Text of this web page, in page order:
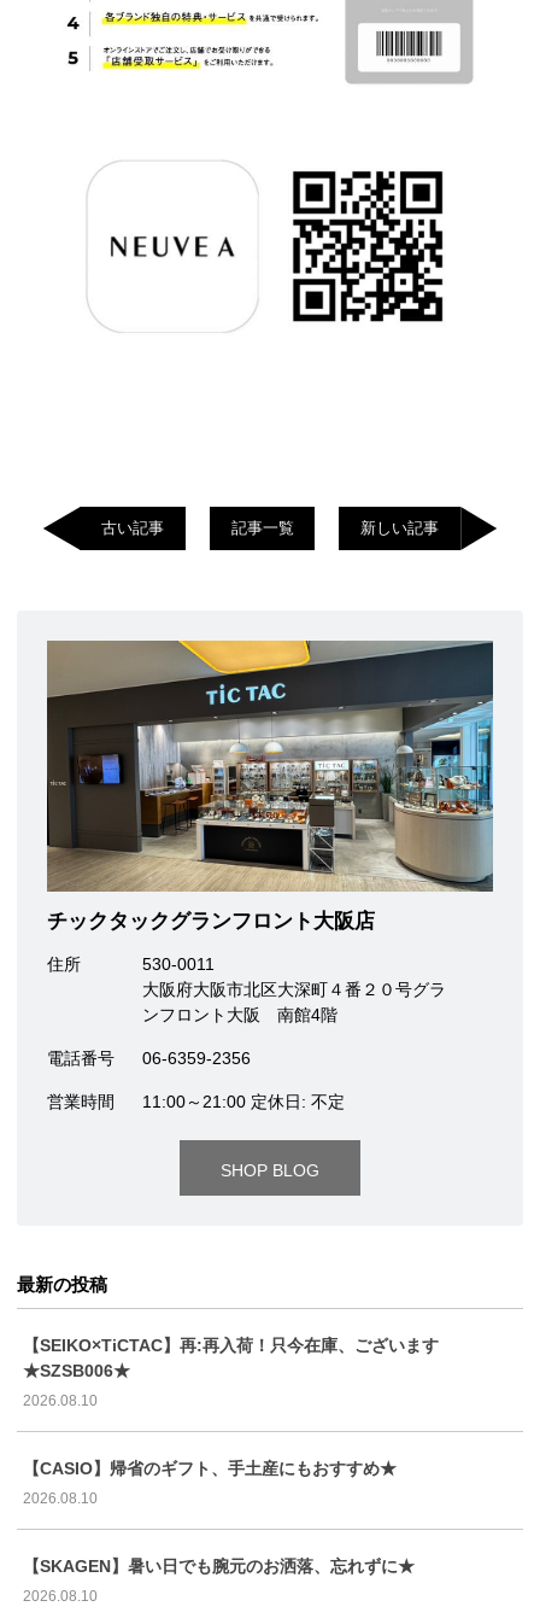
古い記事 記事一覧 新しい記事
チックタックグランフロント大阪店
住所
530-0011
大阪府大阪市北区大深町４番２０号グラ
ンフロント大阪 南館4階
電話番号 06-6359-2356
営業時間 11:00～21:00 定休日: 不定
SHOP BLOG
最新の投稿
【SEIKO×TiCTAC】再:再入荷！只今在庫、ございます
★SZSB006★
2026.08.10
【CASIO】帰省のギフト、手土産にもおすすめ★
2026.08.10
【SKAGEN】暑い日でも腕元のお洒落、忘れずに★
2026.08.10